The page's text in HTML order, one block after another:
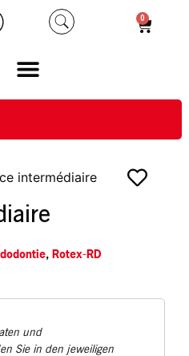
0
intermédiaire
, Rotex-RD
und
Sie in den jeweiligen